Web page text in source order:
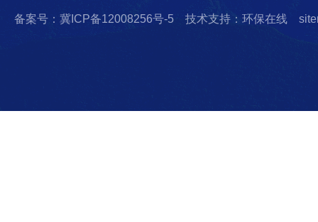
备案号：冀ICP备12008256号-5 技术支持：环保在线